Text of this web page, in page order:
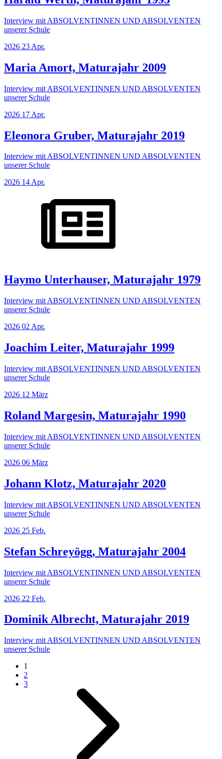
Interview mit ABSOLVENTINNEN UND ABSOLVENTEN
unserer Schule
2026 23 Apr.
Maria Amort, Maturajahr 2009
Interview mit ABSOLVENTINNEN UND ABSOLVENTEN
unserer Schule
2026 17 Apr.
Eleonora Gruber, Maturajahr 2019
Interview mit ABSOLVENTINNEN UND ABSOLVENTEN
unserer Schule
2026 14Apr.
Haymo Unterhauser, Maturajahr 1979
Interview mit ABSOLVENTINNEN UND ABSOLVENTEN
unserer Schule
2026 02 Apr.
Joachim Leiter, Maturajahr 1999
Interview mit ABSOLVENTINNEN UND ABSOLVENTEN
unserer Schule
2026 12 März
Roland Margesin, Maturajahr 1990
Interview mit ABSOLVENTINNEN UND ABSOLVENTEN
unserer Schule
2026 06 März
Johann Klotz, Maturajahr 2020
Interview mit ABSOLVENTINNEN UND ABSOLVENTEN
unserer Schule
2026 25 Feb.
Stefan Schreyögg, Maturajahr 2004
Interview mit ABSOLVENTINNEN UND ABSOLVENTEN
unserer Schule
2026 22 Feb.
Dominik Albrecht, Maturajahr 2019
Interview mit ABSOLVENTINNEN UND ABSOLVENTEN
unserer Schule
1
2
3
Pagina successiva